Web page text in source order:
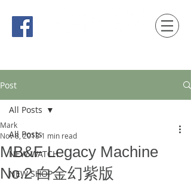
Post
All Posts
NEW WATCH
NEW SHOP
All Posts
MB&F Legacy Machine
No.2 白金幻紫版
Mark
Nov 8, 20181 min read